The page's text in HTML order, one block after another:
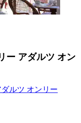
ー アダルツ オン
ルツ オンリー